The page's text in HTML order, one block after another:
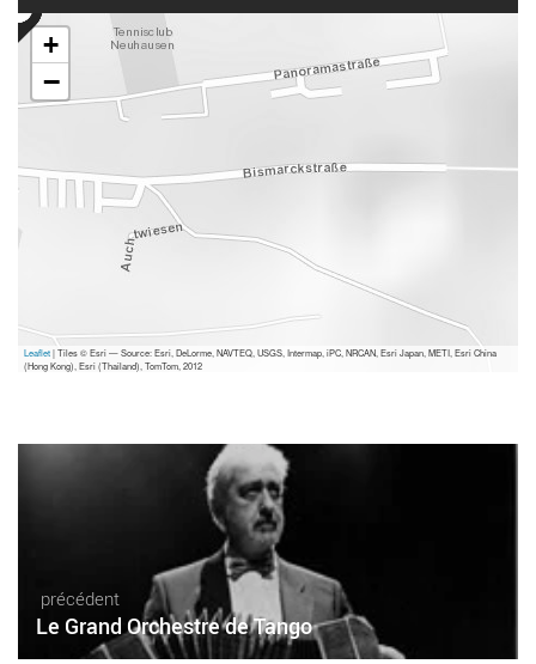
+
−
Leaflet| Tiles © Esri — Source: Esri, DeLorme, NAVTEQ, USGS, Intermap, iPC, NRCAN, Esri Japan, METI, Esri China
(Hong Kong), Esri (Thailand), TomTom, 2012
précédent
Le Grand Orchestre de Tango